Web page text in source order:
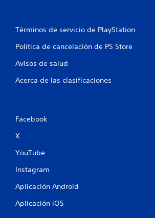
Términos de servicio de PlayStation
Política de cancelación de PS Store
Avisos de salud
Acerca de las clasificaciones
Facebook
X
YouTube
Instagram
Aplicación Android
Aplicación iOS